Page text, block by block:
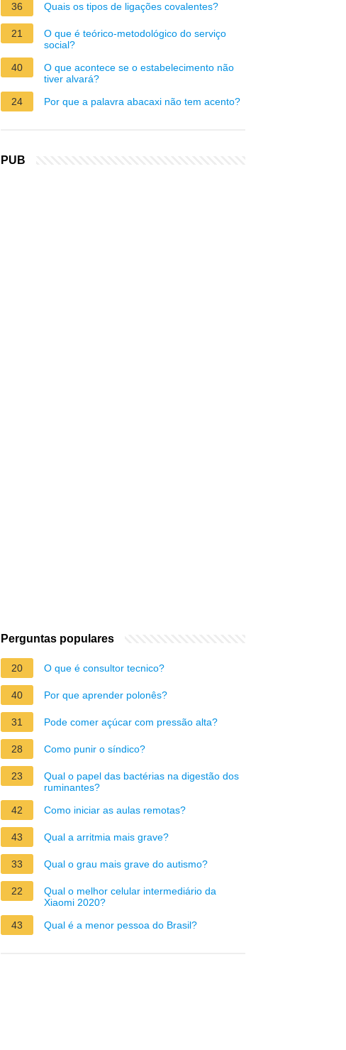
36
Quais os tipos de ligações covalentes?
21
O que é teórico-metodológico do serviço
social?
40
O que acontece se o estabelecimento não
tiver alvará?
24
Por que a palavra abacaxi não tem acento?
PUB
Perguntas populares
20 O que é consultor tecnico?
40 Por que aprender polonês?
31 Pode comer açúcar com pressão alta?
28 Como punir o síndico?
23
Qual o papel das bactérias na digestão dos
ruminantes?
42
Como iniciar as aulas remotas?
43 Qual a arritmia mais grave?
33 Qual o grau mais grave do autismo?
22
Qual o melhor celular intermediário da
Xiaomi 2020?
43
Qual é a menor pessoa do Brasil?